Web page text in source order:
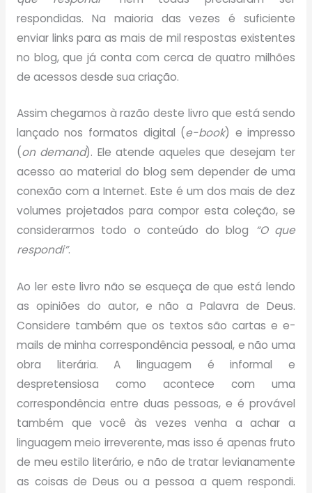
respondidas. Na maioria das vezes é suficiente
enviar links para as mais de mil respostas existentes
no blog, que já conta com cerca de quatro milhões
de acessos desde sua criação.
Assim chegamos à razão deste livro que está sendo
lançado nos formatos digital (e-book) e impresso
(on demand). Ele atende aqueles que desejam ter
acesso ao material do blog sem depender de uma
conexão com a Internet. Este é um dos mais de dez
volumes projetados para compor esta coleção, se
considerarmos todo o conteúdo do blog
“O que
respondi”.
Ao ler este livro não se esqueça de que está lendo
as opiniões do autor, e não a Palavra de Deus.
Considere também que os textos são cartas e e-
mails de minha correspondência pessoal, e não uma
obra literária. A linguagem é informal e
despretensiosa como acontece com uma
correspondência entre duas pessoas, e é provável
também que você às vezes venha a achar a
linguagem meio irreverente, mas isso é apenas fruto
de meu estilo literário, e não de tratar levianamente
as coisas de Deus ou a pessoa a quem respondi.